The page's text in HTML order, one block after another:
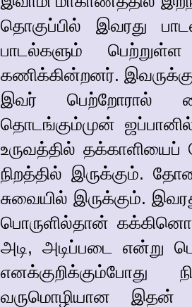
தொகுப்பில் இவரது
பாடல்களும்
கணிக்கின்றனர்.
இவர் பெற்றோரால்
தொடங்கும்முன்
உருவத்தில்
நிறத்தில் இருக்கும்.
சுவையில் இருக்கும்.
பொருளில்தான்
அடி, அடிப்படை என்று
எனக்குறிக்கும்போது
வருமொழியான